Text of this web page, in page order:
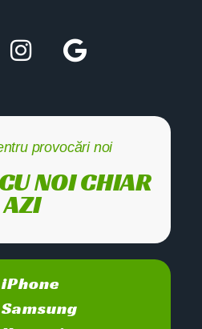
provocări noi
NOI CHIAR
AZI